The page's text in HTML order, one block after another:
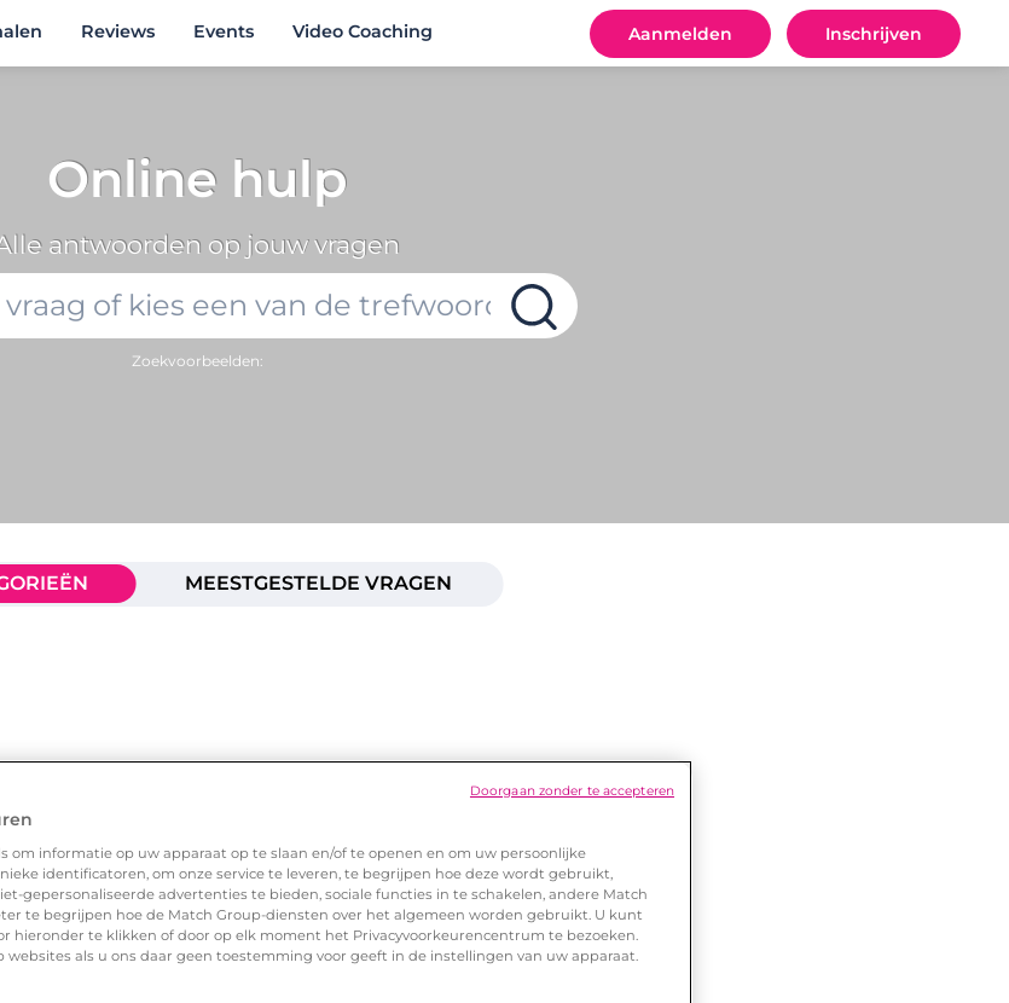
Reviews Events Video Coaching Aanmelden Inschrijven
Online hulp
antwoorden op jouw vragen
Zoekvoorbeelden:
MEESTGESTELDE VRAGEN
om informatie op uw apparaat op te slaan en/of te openen en om uw persoonlijke
identificatoren, om onze service te leveren, te begrijpen hoe deze wordt gebruikt,
gepersonaliseerde advertenties te bieden, sociale functies in te schakelen, andere Match
te begrijpen hoe de Match Group-diensten over het algemeen worden gebruikt. U kunt
hieronder te klikken of door op elk moment het Privacyvoorkeurencentrum te bezoeken.
websites als u ons daar geen toestemming voor geeft in de instellingen van uw apparaat.
Doorgaan zonder te accepteren